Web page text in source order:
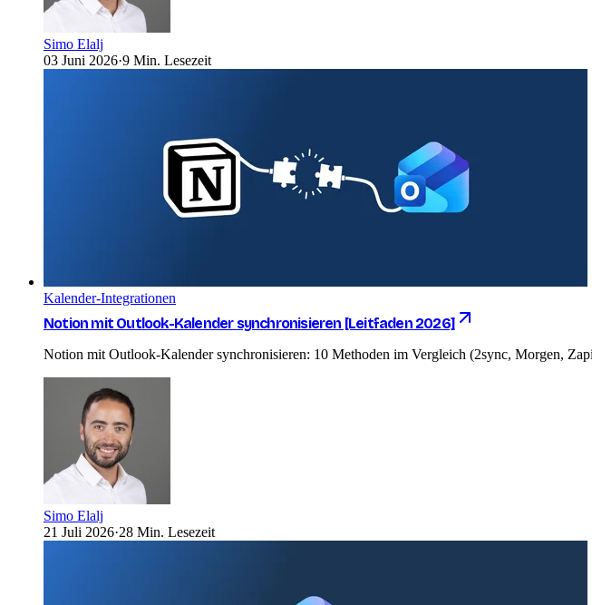
Simo Elalj
03 Juni 2026·9 Min. Lesezeit
Kalender-Integrationen
Notion mit Outlook-Kalender synchronisieren [Leitfaden 2026]
Notion mit Outlook-Kalender synchronisieren: 10 Methoden im Vergleich (2sync, Morgen,
Simo Elalj
21 Juli 2026·28 Min. Lesezeit